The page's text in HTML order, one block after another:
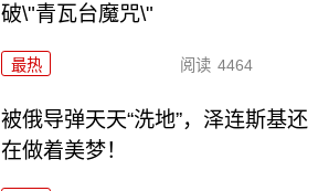
破\"青瓦台魔咒\"
最热 阅读 4464
被俄导弹天天“洗地”，泽连斯基还
在做着美梦！